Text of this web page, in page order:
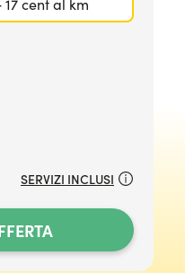
cent al km
SERVIZI INCLUSI